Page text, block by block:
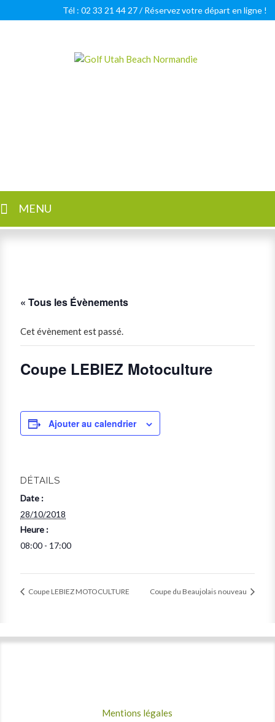
Tél : 02 33 21 44 27 /Réservez votre départ en ligne !
MENU
« Tous les Évènements
Cet évènement est passé.
Coupe LEBIEZ Motoculture
Ajouter au calendrier
DÉTAILS
Date :
28/10/2018
Heure :
08:00 - 17:00
Coupe LEBIEZ MOTOCULTURE Coupe du Beaujolais nouveau
Mentions légales